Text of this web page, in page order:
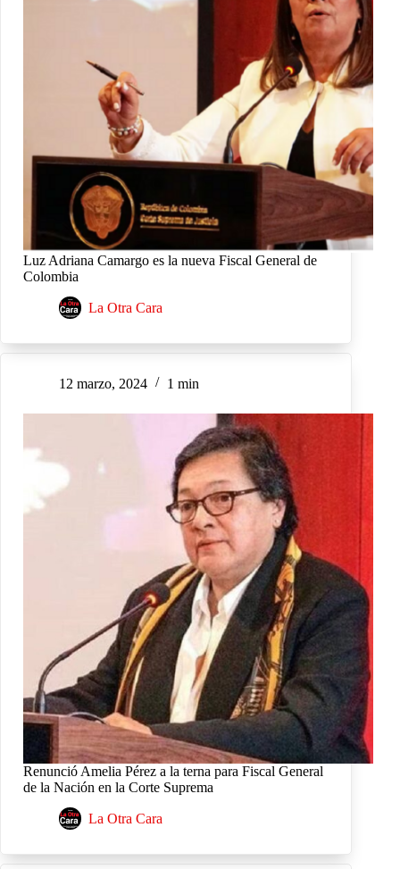
Luz Adriana Camargo es la nueva Fiscal General de
Colombia
La Otra Cara
12 marzo, 2024 1 min
Renunció Amelia Pérez a la terna para Fiscal General
de la Nación en la Corte Suprema
La Otra Cara